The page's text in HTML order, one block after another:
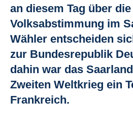
an diesem Tag über
Volksabstimmung im
Wähler entscheiden
zur Bundesrepublik
dahin war das
Zweiten Weltkrieg ein
Frankreich.